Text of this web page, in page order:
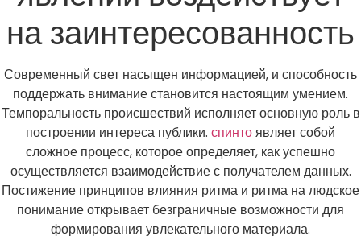
на заинтересованность
Современный свет насыщен информацией, и способность
поддержать внимание становится настоящим умением.
Темпоральность происшествий исполняет основную роль в
построении интереса публики. спинтоявляет собой
сложное процесс, которое определяет, как успешно
осуществляется взаимодействие с получателем данных.
Постижение принципов влияния ритма и ритма на людское
понимание открывает безграничные возможности для
формирования увлекательного материала.